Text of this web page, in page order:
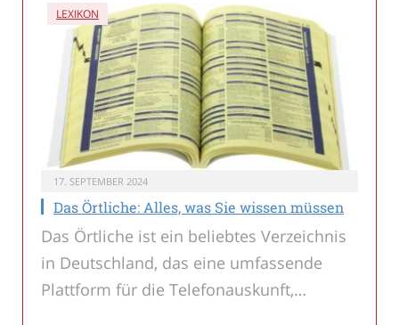
LEXIKON
17. SEPTEMBER 2024
Das Örtliche: Alles, was Sie wissen müssen
Das Örtliche ist ein beliebtes Verzeichnis
in Deutschland, das eine umfassende
Plattform für die Telefonauskunft,…